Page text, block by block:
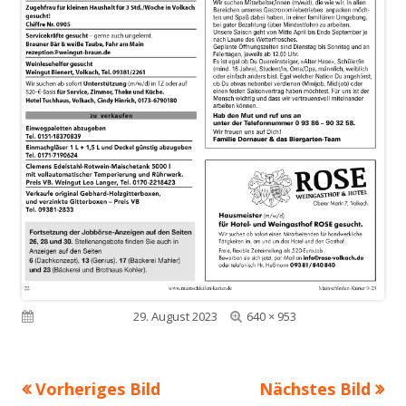
Veröffentlicht am29. August 2023
Volle
640 × 953
Vorheriges Bild Nächstes Bild